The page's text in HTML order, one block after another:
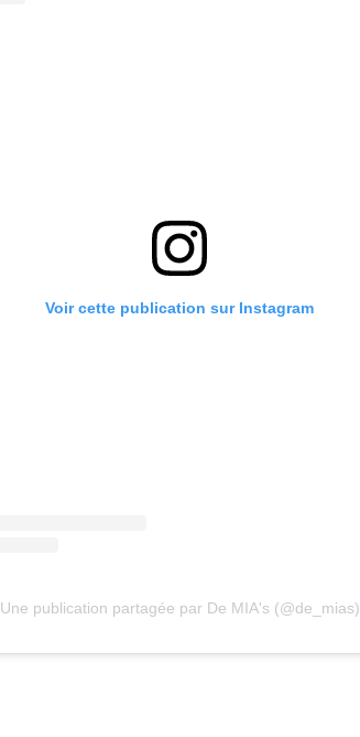
Voir cette publication sur Instagram
Une publication partagée par De MIA's (@de_mias)